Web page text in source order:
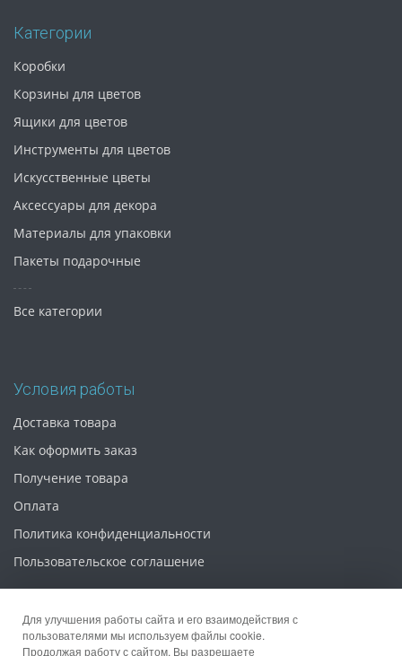
Категории
Коробки
Корзины для цветов
Ящики для цветов
Инструменты для цветов
Искусственные цветы
Аксессуары для декора
Материалы для упаковки
Пакеты подарочные
Все категории
Условия работы
Доставка товара
Как оформить заказ
Получение товара
Оплата
Политика конфиденциальности
Пользовательское соглашение
Для улучшения работы сайта и его взаимодействия с
пользователями мы используем файлы cookie.
Продолжая работу с сайтом, Вы разрешаете